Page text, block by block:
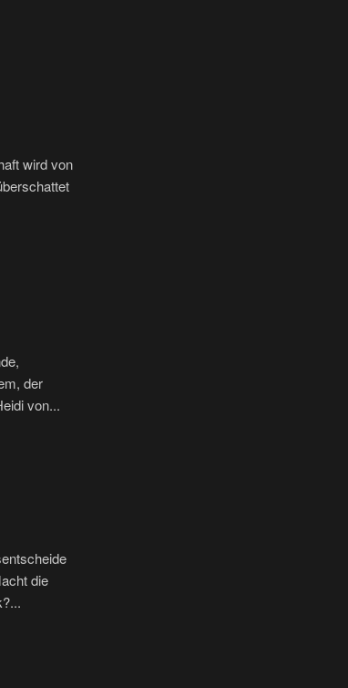
wird von
der
von...
die